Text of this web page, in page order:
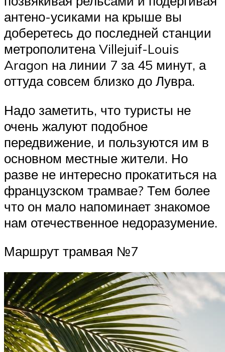
антено-усиками на крыше вы
доберетесь до последней станции
метрополитена Villejuif-Louis
Aragon на линии 7 за 45 минут, а
оттуда совсем близко до Лувра.
Надо заметить, что туристы не
очень жалуют подобное
передвижение, и пользуются им в
основном местные жители. Но
разве не интересно прокатиться на
французском трамвае? Тем более
что он мало напоминает знакомое
нам отечественное недоразумение.
Маршрут трамвая №7